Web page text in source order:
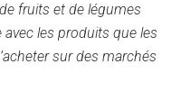
fruits et de légumes
les produits que les
sur des marchés